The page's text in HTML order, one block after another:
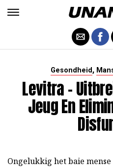
Gesondheid,
Levitra -
Jeug En
Ongelukkig het baie